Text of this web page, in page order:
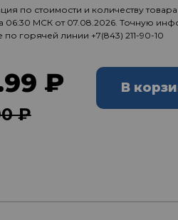
по стоимости и количеству
06:30 МСК от 07.08.2026. Точную
по горячей линии +7(843) 211-90-10
₽
₽
В